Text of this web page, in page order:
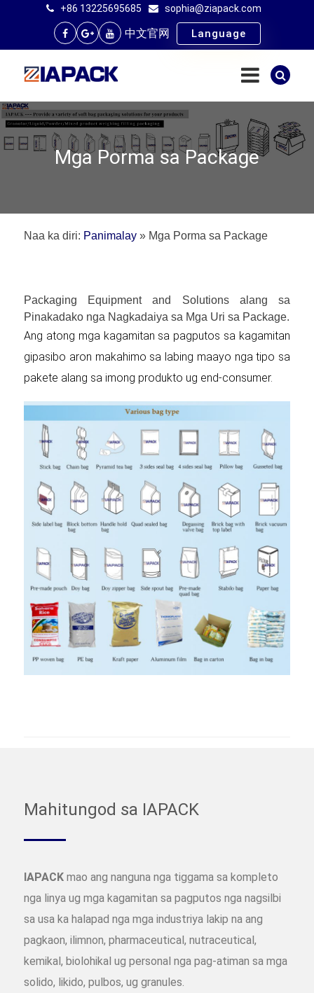
+86 13225695685 sophia@ziapack.com
中文官网 Language
Mga Porma sa Package
Naa ka diri: Panimalay » Mga Porma sa Package
Packaging Equipment and Solutions alang sa
Pinakadako nga Nagkadaiya sa Mga Uri sa Package.
Ang atong mga kagamitan sa pagputos sa kagamitan
gipasibo aron makahimo sa labing maayo nga tipo sa
pakete alang sa imong produkto ug end-consumer.
Mahitungod sa IAPACK
IAPACK mao ang nanguna nga tiggama sa kompleto
nga linya ug mga kagamitan sa pagputos nga nagsilbi
sa usa ka halapad nga mga industriya lakip na ang
pagkaon, ilimnon, pharmaceutical, nutraceutical,
kemikal, biolohikal ug personal nga pag-atiman sa mga
solido, likido, pulbos, ug granules.